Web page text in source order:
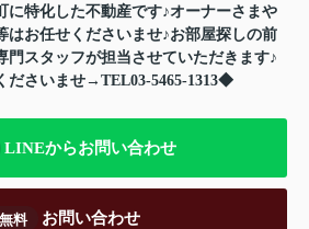
に特化した不動産です♪オーナーさまや
はお任せくださいませ♪お部屋探しの前
門スタッフが担当させていただきます♪
ださいませ→TEL03-5465-1313◆
LINEからお問い合わせ
無料 お問い合わせ